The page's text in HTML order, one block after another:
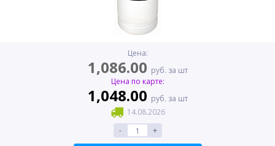
Цена:
1,086.00 руб. за шт
Цена по карте:
1,048.00 руб. за шт
14.08.2026
-
+